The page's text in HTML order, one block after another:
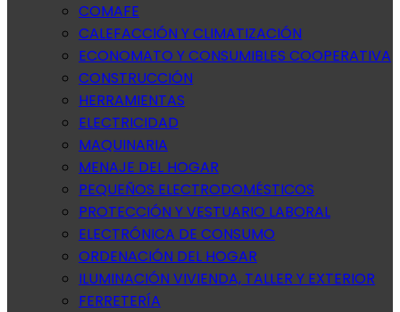
COMAFE
CALEFACCIÓN Y CLIMATIZACIÓN
ECONOMATO Y CONSUMIBLES COOPERATIVA
CONSTRUCCIÓN
HERRAMIENTAS
ELECTRICIDAD
MAQUINARIA
MENAJE DEL HOGAR
PEQUEÑOS ELECTRODOMÉSTICOS
PROTECCIÓN Y VESTUARIO LABORAL
ELECTRÓNICA DE CONSUMO
ORDENACIÓN DEL HOGAR
ILUMINACIÓN VIVIENDA, TALLER Y EXTERIOR
FERRETERÍA